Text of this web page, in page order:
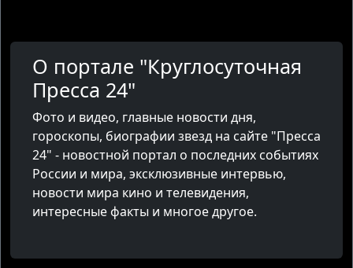
О портале "Круглосуточная
Пресса 24"
Фото и видео, главные новости дня,
гороскопы, биографии звезд на сайте "Пресса
24" - новостной портал о последних событиях
России и мира, эксклюзивные интервью,
новости мира кино и телевидения,
интересные факты и многое другое.